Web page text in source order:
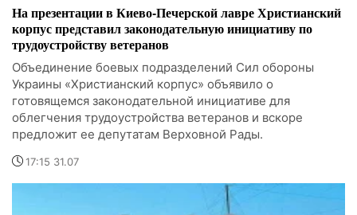
На презентации в Киево-Печерской лавре Христианский
корпус представил законодательную инициативу по
трудоустройству ветеранов
Объединение боевых подразделений Сил обороны
Украины «Христианский корпус» объявило о
готовящемся законодательной инициативе для
облегчения трудоустройства ветеранов и вскоре
предложит ее депутатам Верховной Рады.
17:15 31.07